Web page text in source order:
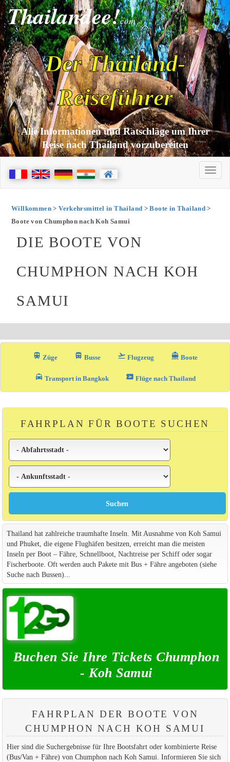
Thailandee!com
Der Thailand-
Reiseführer
Alle Informationen und Ratschläge um Ihrer
Reise nach Thailand vorzubereiten
Willkommen>Verkehrsmittel in Thailand >Boote in Thailand >
Boote von Chumphon nach Koh Samui
DIE BOOTE VON
CHUMPHON NACH KOH
SAMUI
train Züge directions_bus_filled Busse flight_takeoff Flugzeug directions_boat Boote
local_taxi Transport in Bangkok airplane_ticket Flüge nach Thailand
FAHRPLAN FÜR BOOTE SUCHEN
Thailand hat zahlreiche traumhafte Inseln. Mit Ausnahme von Koh Samui
und Phuket, die eigene Flughäfen besitzen, erreicht man die meisten
Inseln per Boot – Fähre, Schnellboot, Nachtreise per Schiff oder sogar
Fischerboote. Oft werden auch Pakete mit Bus + Fähre angeboten (siehe
Suche nach Bussen)...
Buchen Sie Ihre Tickets Chumphon
- Koh Samui
FAHRPLAN DER BOOTE VON
CHUMPHON NACH KOH SAMUI
Hier sind die Suchergebnisse für Ihre Bootsfahrt oder kombinierte Reise
(Bus/Van + Fähre) von Chumphon nach Koh Samui. Informieren Sie sich